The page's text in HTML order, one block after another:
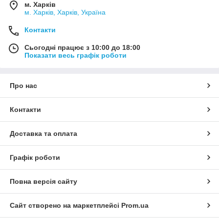
м. Харків
м. Харків, Харків, Україна
Контакти
Сьогодні працює з 10:00 до 18:00
Показати весь графік роботи
Про нас
Контакти
Доставка та оплата
Графік роботи
Повна версія сайту
Сайт створено на маркетплейсі Prom.ua